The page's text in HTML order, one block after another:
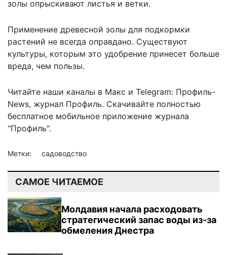
золы опрыскивают листья и ветки.
Применение древесной золы для подкормки
растений не всегда оправдано. Существуют
культуры, которым это удобрение принесет больше
вреда, чем пользы.
Читайте наши каналы в Макс и Telegram: Профиль-
News, журнал Профиль. Скачивайте полностью
бесплатное мобильное приложение журнала
"Профиль".
Метки: садоводство
САМОЕ ЧИТАЕМОЕ
Молдавия начала расходовать
стратегический запас воды из-за
обмеления Днестра